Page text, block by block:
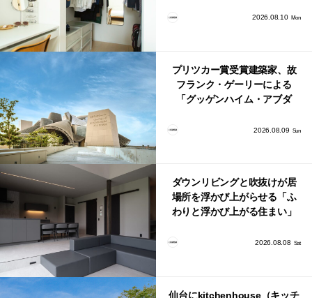
ゼット活用術2026.08.10 Mon
プリツカー賞受賞建築家、故
フランク・ゲーリーによる
「グッゲンハイム・アブダ
2026.08.09 Sun
ダウンリビングと吹抜けが居
場所を浮かび上がらせる「ふ
わりと浮かび上がる住まい」
2026.08.08 Sat
仙台にkitchenhouse（キッチ